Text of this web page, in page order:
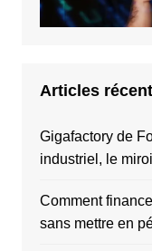
Articles
Gigafactory de
industriel, le
Comment
sans mettre en